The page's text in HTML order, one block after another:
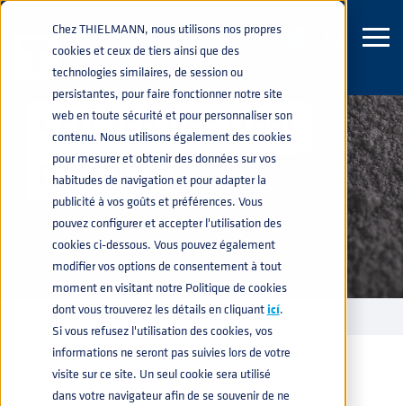
Chez THIELMANN, nous utilisons nos propres
cookies et ceux de tiers ainsi que des
technologies similaires, de session ou
persistantes, pour faire fonctionner notre site
web en toute sécurité et pour personnaliser son
contenu. Nous utilisons également des cookies
pour mesurer et obtenir des données sur vos
habitudes de navigation et pour adapter la
publicité à vos goûts et préférences. Vous
pouvez configurer et accepter l'utilisation des
cookies ci-dessous. Vous pouvez également
modifier vos options de consentement à tout
moment en visitant notre Politique de cookies
dont vous trouverez les détails en cliquanticí.
Si vous refusez l'utilisation des cookies, vos
informations ne seront pas suivies lors de votre
visite sur ce site. Un seul cookie sera utilisé
dans votre navigateur afin de se souvenir de ne
STARTER KEG MODE
D'EMPLOI
STARTER KEG - MODE D'EMPLOI